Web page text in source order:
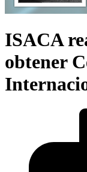
ISACA
obtener